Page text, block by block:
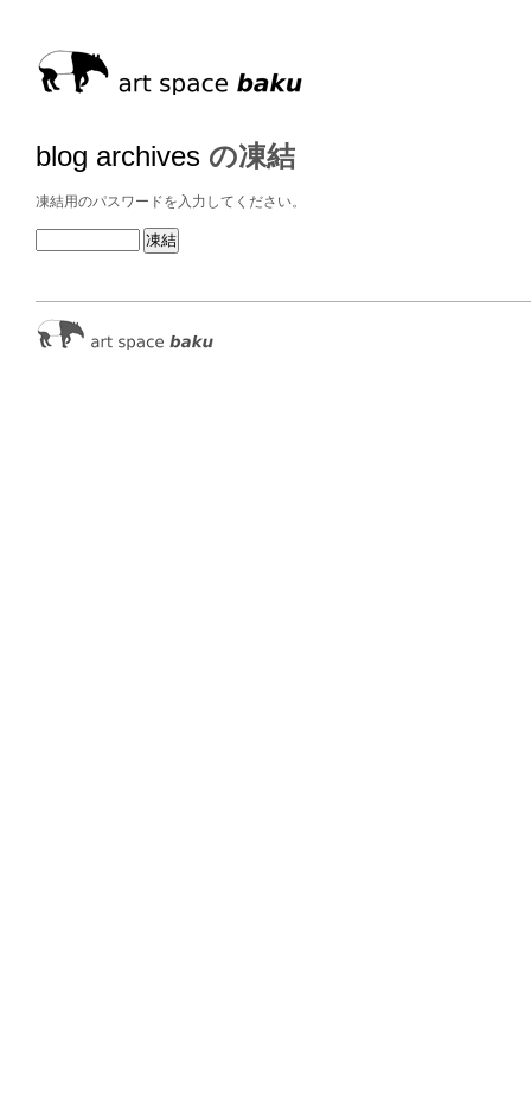
blog archives の凍結
凍結用のパスワードを入力してください。